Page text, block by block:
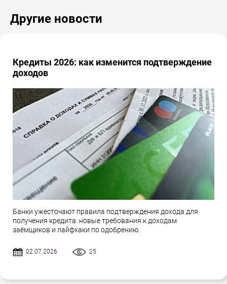
Другие новости
Кредиты 2026: как изменится подтверждение
доходов
Банки ужесточают правила подтверждения дохода для
получения кредита: новые требования к доходам
заёмщиков и лайфхаки по одобрению.
02.07.2026 25